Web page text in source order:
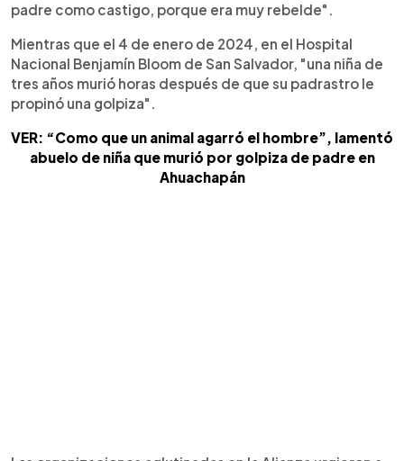
padre como castigo, porque era muy rebelde".
Mientras que el 4 de enero de 2024, en el Hospital
Nacional Benjamín Bloom de San Salvador, "una niña de
tres años murió horas después de que su padrastro le
propinó una golpiza".
VER: “Como que un animal agarró el hombre”, lamentó
abuelo de niña que murió por golpiza de padre en
Ahuachapán